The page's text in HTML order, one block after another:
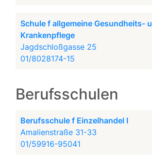
Schule f allgemeine Gesundheits- u
Krankenpflege
Jagdschloßgasse 25
01/8028174-15
Berufsschulen
Berufsschule f Einzelhandel I
Amalienstraße 31-33
01/59916-95041